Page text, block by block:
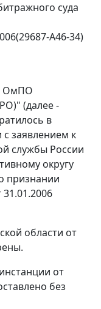
суда
А46-34)
ОмПО
(далее -
в
заявлением к
службы России
округу
признании
области от
от
без